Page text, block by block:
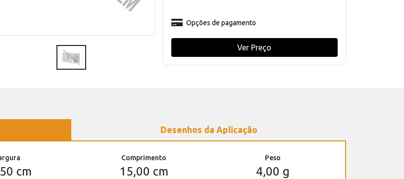
Opções de pagamento
Ver Preço
Desenhos da Aplicação
cm
Comprimento
15,00 cm
Peso
4,00 g